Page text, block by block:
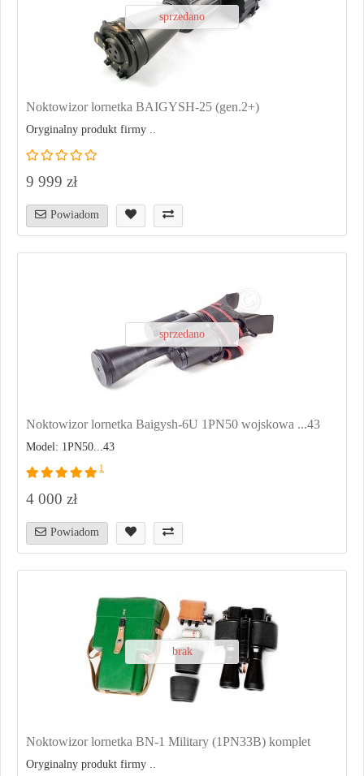
sprzedano
Noktowizor lornetka BAIGYSH-25 (gen.2+)
Oryginalny produkt firmy ..
9 999 zł
Powiadom
sprzedano
Noktowizor lornetka Baigysh-6U 1PN50 wojskowa ...43
Model: 1PN50...43
1
4 000 zł
Powiadom
brak
Noktowizor lornetka BN-1 Military (1PN33B) komplet
Oryginalny produkt firmy ..